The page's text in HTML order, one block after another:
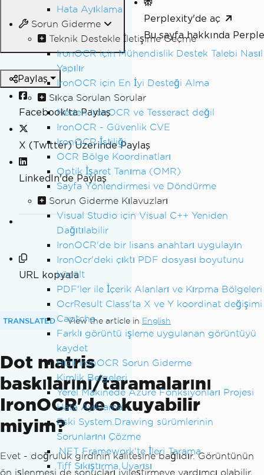
Hata Ayıklama
Sorun Giderme
Teknik Destekle İletişime Geçme
IronOCR için Mühendislik Destek Talebi Nasıl
Yapılır
IronOCR için En İyi Desteği Alma
Sıkça Sorulan Sorular
Neden IronOCR ve Tesseract değil
IronOCR - Güvenlik CVE
IronOCR İstiliği
OCR Bölge Koordinatları
Optik İşaret Tanıma (OMR)
Sayfa Yönlendirmesi ve Döndürme
Sorun Giderme Kılavuzları
Visual Studio için Visual C++ Yeniden
Dağıtılabilir
IronOCR'de bir lisans anahtarı uygulayın
IronOcr'deki çıktı PDF dosyası boyutunu
küçült
PDF'ler ile İçerik Alanları ve Kırpma Bölgeleri
OcrResult Class'ta X ve Y koordinat değişimi
Captcha
Farklı görüntü işleme uygulanan görüntüyü
kaydet
Hızlı IronOCR Sorun Giderme
Kimlik Belgeleri
Yerel Makinede Azure Fonksiyonları Projesi
Hata Ayıklama
Eski System.Drawing sürümlerinin
Sorunlarını Çözme
.NET Framework'te İleri Tarama
Tiff Sıkıştırma Uyarısı
Perplexity'de aç
Bu sayfa hakkında
Paylaş
Facebook'ta Paylaş
X (Twitter) Üzerinde Paylaş
LinkedIn'de Paylaş
URL kopyala
TRANSLATED View the article in English
Dot matris
baskılarını/taramalarını
IronOCR'de okuyabilir
miyim?
Evet - doğruluk girdinin kalitesine bağlıdır. Görüntünün
ön işlenmesi de sonuçları iyileştirmeye yardımcı olabilir,